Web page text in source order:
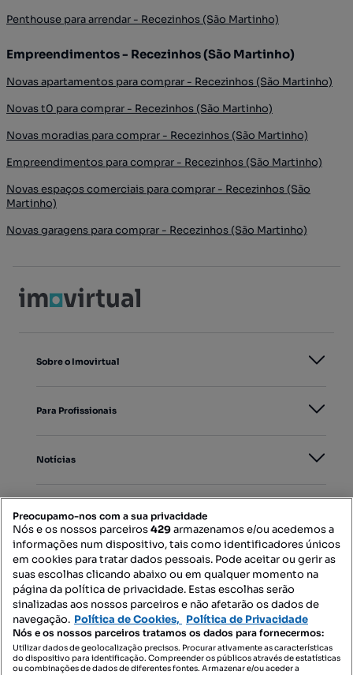
Penthouse para arrendar - Recezinhos (São Martinho)
Empreendimentos - Recezinhos (São Martinho)
Novas apartamentos para comprar - Recezinhos (São Martinho)
Novas t0 para comprar - Recezinhos (São Martinho)
Novas moradias para comprar - Recezinhos (São Martinho)
Empreendimentos para comprar - Recezinhos (São Martinho)
Novas espaços comerciais para comprar - Recezinhos (São
Martinho)
Novas garagens para comprar - Recezinhos (São Martinho)
Sobre o Imovirtual
Para Profissionais
Notícias
Mapa do Site
Contacte-nos
SIGA-NOS:
Preocupamo-nos com a sua privacidade
Nós e os nossos parceiros429armazenamos e/ou acedemos a
informações num dispositivo, tais como identificadores únicos
em cookies para tratar dados pessoais. Pode aceitar ou gerir as
suas escolhas clicando abaixo ou em qualquer momento na
página da política de privacidade. Estas escolhas serão
sinalizadas aos nossos parceiros e não afetarão os dados de
navegação. Política de Cookies, Política de Privacidade
Nós e os nossos parceiros tratamos os dados para fornecermos:
Utilizar dados de geolocalização precisos. Procurar ativamente as características
do dispositivo para identificação. Compreender os públicos através de estatísticas
ou combinações de dados de diferentes fontes. Armazenar e/ou aceder a